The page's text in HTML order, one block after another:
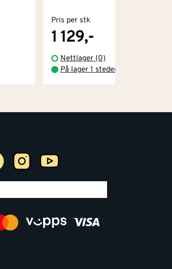
Pris per stk
1 129,-
Nettlager (0)
På lager 1 steder